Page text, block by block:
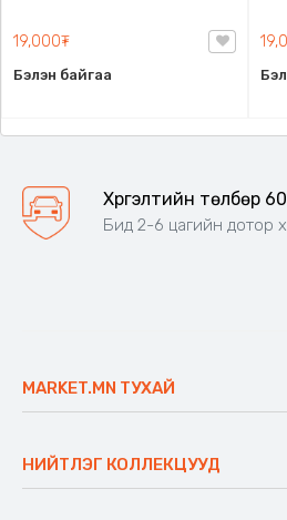
19,000₮
Бэлэн байгаа
Хүргэлтийн төлбөр
Бид 2-6 цагийн дотор
MARKET.MN ТУХАЙ
Үнэт зүйлс
Ажлын байр
НИЙТЛЭГ КОЛЛЕКЦУУД